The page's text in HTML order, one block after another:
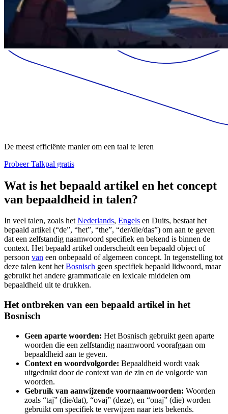
De meest efficiënte manier om een taal te leren
Probeer Talkpal gratis
Wat is het bepaald artikel en het concept
van bepaaldheid in talen?
In veel talen, zoals hetNederlands, Engels en Duits, bestaat het
bepaald artikel (“de”, “het”, “the”, “der/die/das”) om aan te geven
dat een zelfstandig naamwoord specifiek en bekend is binnen de
context. Het bepaald artikel onderscheidt een bepaald object of
persoon van een onbepaald of algemeen concept. In tegenstelling tot
deze talen kent hetBosnisch geen specifiek bepaald lidwoord, maar
gebruikt het andere grammaticale en lexicale middelen om
bepaaldheid uit te drukken.
Het ontbreken van een bepaald artikel in het
Bosnisch
Geen aparte woorden: Het Bosnisch gebruikt geen aparte
woorden die een zelfstandig naamwoord voorafgaan om
bepaaldheid aan te geven.
Context en woordvolgorde: Bepaaldheid wordt vaak
uitgedrukt door de context van de zin en de volgorde van
woorden.
Gebruik van aanwijzende voornaamwoorden: Woorden
zoals “taj” (die/dat), “ovaj” (deze), en “onaj” (die) worden
gebruikt om specifiek te verwijzen naar iets bekends.